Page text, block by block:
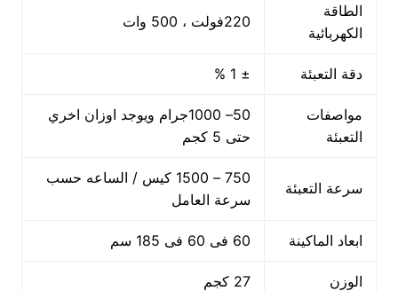
الطاقة
الكهربائية
220فولت ، 500 وات
دقة التعبئة ± 1 %
مواصفات
التعبئة
50– 1000جرام ويوجد اوزان اخري
حتى 5 كجم
سرعة التعبئة
750 – 1500 كيس / الساعه حسب
سرعة العامل
ابعاد الماكينة 60 فى 60 فى 185 سم
الوزن 27 كجم